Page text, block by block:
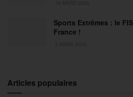
Sports Extrêmes : le
France !
Articles populaires